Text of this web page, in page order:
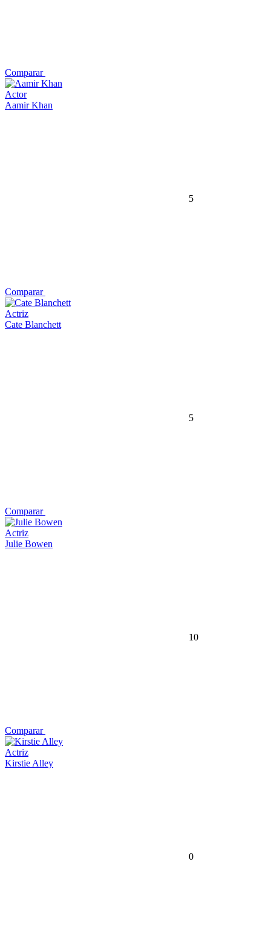
Comparar
Actor
Aamir Khan
5
Comparar
Actriz
Cate Blanchett
5
Comparar
Actriz
Julie Bowen
10
Comparar
Actriz
Kirstie Alley
0